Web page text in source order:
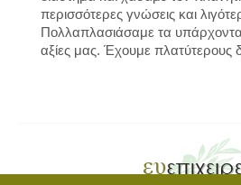
περισσότερες γνώσεις και
Πολλαπλασιάσαμε τα
αξίες μας. Έχουμε πλατύτερους